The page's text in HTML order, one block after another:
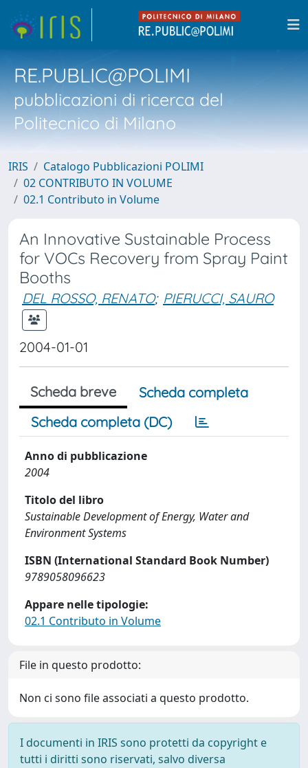
RE.PUBLIC@POLIMI
pubblicazioni di ricerca del
Politecnico di Milano
IRIS
Catalogo Pubblicazioni POLIMI
02 CONTRIBUTO IN VOLUME
02.1 Contributo in Volume
An Innovative Sustainable Process
for VOCs Recovery from Spray Paint
Booths
DEL ROSSO, RENATO; PIERUCCI, SAURO
2004-01-01
Scheda breve
Scheda completa
Scheda completa (DC)
Anno di pubblicazione
2004
Titolo del libro
Sustainable Development of Energy, Water and
Environment Systems
ISBN (International Standard Book Number)
9789058096623
Appare nelle tipologie:
02.1 Contributo in Volume
File in questo prodotto:
Non ci sono file associati a questo prodotto.
I documenti in IRIS sono protetti da copyright e
tutti i diritti sono riservati, salvo diversa